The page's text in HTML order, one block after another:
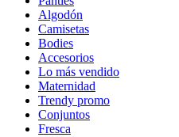
Algodón
Camisetas
Bodies
Accesorios
Lo más vendido
Maternidad
Trendy promo
Conjuntos
Fresca